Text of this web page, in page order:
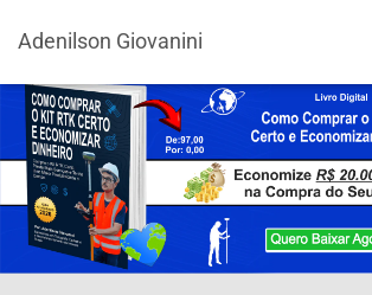
Adenilson Giovanini